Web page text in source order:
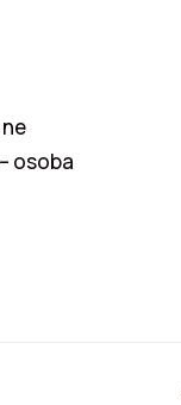
osoba